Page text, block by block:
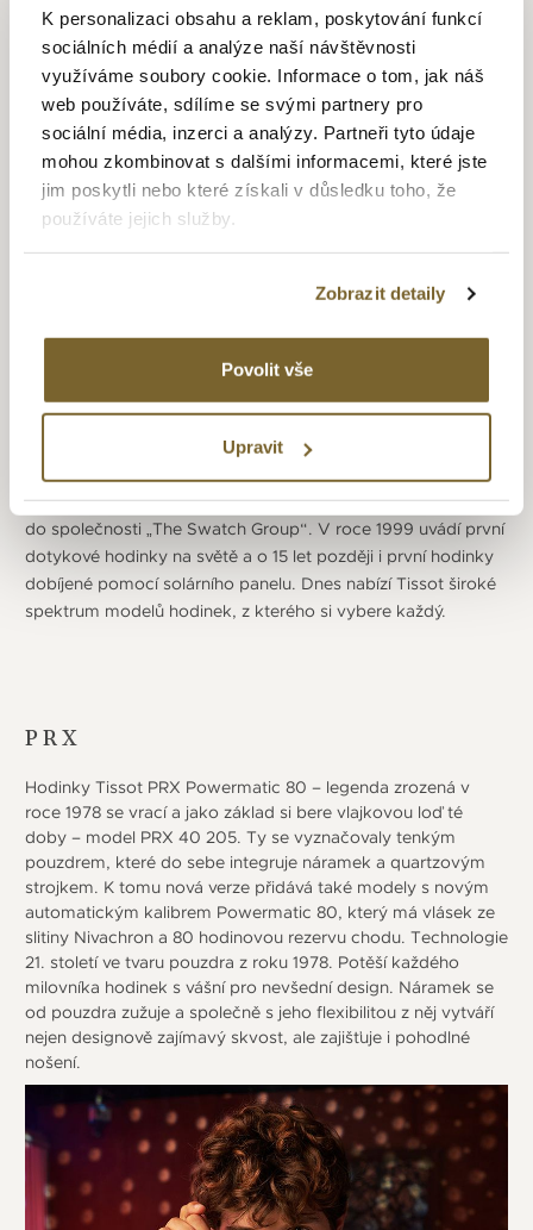
K personalizaci obsahu a reklam, poskytování funkcí
sociálních médií a analýze naší návštěvnosti
využíváme soubory cookie. Informace o tom, jak náš
web používáte, sdílíme se svými partnery pro
sociální média, inzerci a analýzy. Partneři tyto údaje
mohou zkombinovat s dalšími informacemi, které jste
jim poskytli nebo které získali v důsledku toho, že
používáte jejich služby.
Zobrazit detaily
Povolit vše
Upravit
hodinky do Spojených států amerických a od roku 1858 také
do Ruska. Ruský trh byl největším odbytištěm hodinek Tissot
až do říjnové revoluce v roce 1917. Druhé desetiletí 20. století
ovlivnily vzhled hodinek nejvíce styly Art Nouveau a Art
Deco a po technické stránce vydání vlastního hodinového
strojku. Mezi dvěma světovými válkami posiloval Tissot
pozici na trhu a zvětšoval portfólio svých produktů. V té
době byl spojen s firmou Omega (společná značka byla
používána jen chvíli). . Od roku 1953 byl jejím ředitelem
Edouard-Louis Tissot. Ten ke konci 50. let reorganizoval
výrobu a zjednodušil nabídku hodinek díky principu „jednoho
kalibru“. Ke stoletému výročí vydal Tissot model „Navigator“
s 24 časovými zónami. 70. a 80. léta 20. století
experimentuje Tissot s novými materiály při výrobě hodinek
(1987). Dále začíná používat i Quartzové strojky. Unikátem
byly plastové hodinky Astrolon z roku 1971. Krize
hodinářského průmyslu způsobená quartzovými strojky
zasáhla i Tissot a proto se spojil s dalšími společnostmi
do společnosti „The Swatch Group“. V roce 1999 uvádí první
dotykové hodinky na světě a o 15 let později i první hodinky
dobíjené pomocí solárního panelu. Dnes nabízí Tissot široké
spektrum modelů hodinek, z kterého si vybere každý.
PRX
Hodinky Tissot PRX Powermatic 80 – legenda zrozená v
roce 1978 se vrací a jako základ si bere vlajkovou loď té
doby – model PRX 40 205. Ty se vyznačovaly tenkým
pouzdrem, které do sebe integruje náramek a quartzovým
strojkem. K tomu nová verze přidává také modely s novým
automatickým kalibrem Powermatic 80, který má vlásek ze
slitiny Nivachron a 80 hodinovou rezervu chodu. Technologie
21. století ve tvaru pouzdra z roku 1978. Potěší každého
milovníka hodinek s vášní pro nevšední design. Náramek se
od pouzdra zužuje a společně s jeho flexibilitou z něj vytváří
nejen designově zajímavý skvost, ale zajišťuje i pohodlné
nošení.